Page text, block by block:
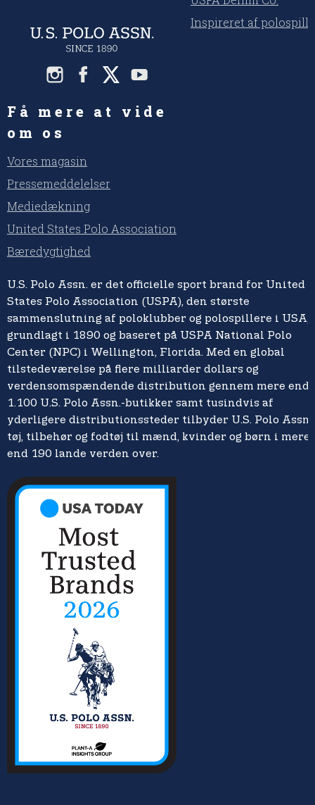
Inspireret af
Få mere at vide
om os
Vores magasin
Pressemeddelelser
Mediedækning
United States Polo Association
Bæredygtighed
U.S. Polo Assn. er det officielle sport brand for United
States Polo Association (USPA), den største
sammenslutning af poloklubber og polospillere i USA,
grundlagt i 1890 og baseret på USPA National Polo
Center (NPC) i Wellington, Florida. Med en global
tilstedeværelse på flere milliarder dollars og
verdensomspændende distribution gennem mere end
1.100 U.S. Polo Assn.-butikker samt tusindvis af
yderligere distributionssteder tilbyder U.S. Polo Assn.
tøj, tilbehør og fodtøj til mænd, kvinder og børn i mere
end 190 lande verden over.